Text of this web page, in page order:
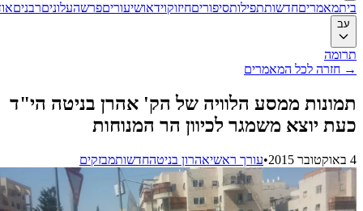
מאמריםחדשותתפילותסיפוריםחיזוקוידאושיעוריםפרשהעלוניםרבניםאודות
חזרה לכל המאמרים
ממסע הלוויה של הק' אהרן בניטה הי"ד
יוצא משמגר לכיוון הר המנוחות
•עורך ראשיאהרון בניטהחדשותמבזקים